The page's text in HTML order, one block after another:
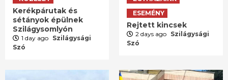
Kerékpárutak és
sétányok épülnek
Szilágysomlyón
1 day ago Szilágysági
Szó
ESEMÉNY
Rejtett kincsek
2 days ago Szilágysági
Szó